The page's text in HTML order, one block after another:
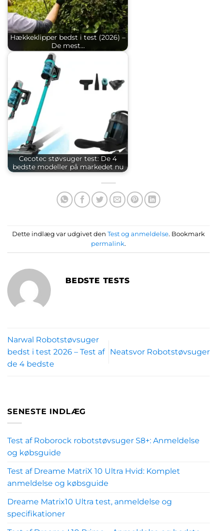
Hækkeklipper bedst i test (2026) –
De mest…
Cecotec støvsuger test: De 4
bedste modeller på markedet nu
Dette indlæg var udgivet den Test og anmeldelse. Bookmark
permalink.
BEDSTE TESTS
Narwal Robotstøvsuger
bedst i test 2026 – Test af
de 4 bedste
Neatsvor Robotstøvsuger
SENESTE INDLÆG
Test af Roborock robotstøvsuger S8+: Anmeldelse
og købsguide
Test af Dreame MatriX 10 Ultra Hvid: Komplet
anmeldelse og købsguide
Dreame Matrix10 Ultra test, anmeldelse og
specifikationer